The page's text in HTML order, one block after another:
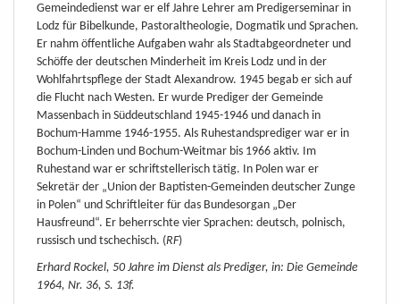
Gemeindedienst war er elf Jahre Lehrer am Predigerseminar in
Lodz für Bibelkunde, Pastoraltheologie, Dogmatik und Sprachen.
Er nahm öffentliche Aufgaben wahr als Stadtabgeordneter und
Schöffe der deutschen Minderheit im Kreis Lodz und in der
Wohlfahrtspflege der Stadt Alexandrow. 1945 begab er sich auf
die Flucht nach Westen. Er wurde Prediger der Gemeinde
Massenbach in Süddeutschland 1945-1946 und danach in
Bochum-Hamme 1946-1955. Als Ruhestandsprediger war er in
Bochum-Linden und Bochum-Weitmar bis 1966 aktiv. Im
Ruhestand war er schriftstellerisch tätig. In Polen war er
Sekretär der „Union der Baptisten-Gemeinden deutscher Zunge
in Polen“ und Schriftleiter für das Bundesorgan „Der
Hausfreund“. Er beherrschte vier Sprachen: deutsch, polnisch,
russisch und tschechisch. (RF)
Erhard Rockel, 50 Jahre im Dienst als Prediger, in: Die Gemeinde
1964, Nr. 36, S. 13f.